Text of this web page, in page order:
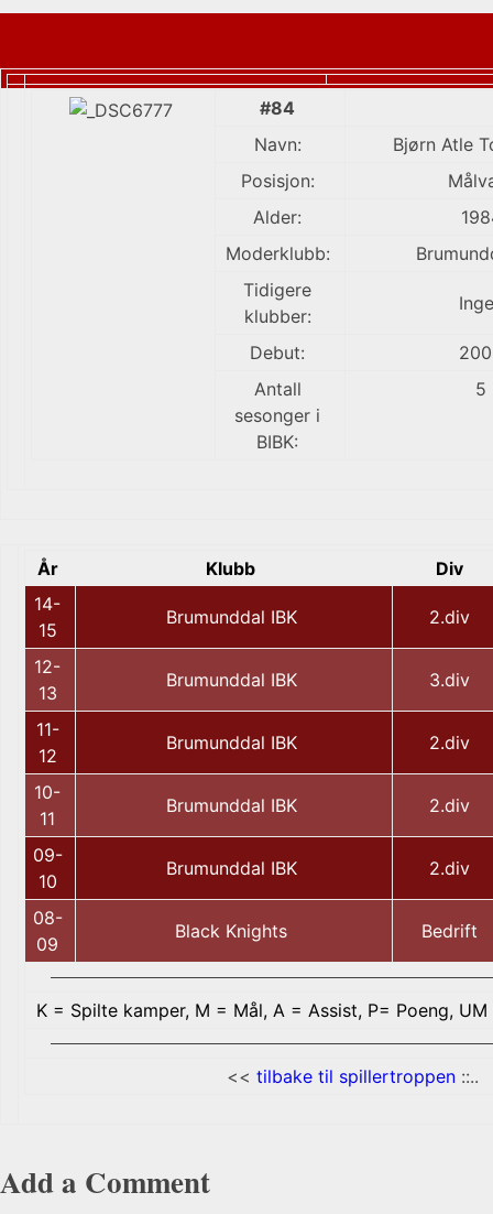
#84
Navn:
Bjørn Atle
Posisjon:
Alder:
Moderklubb:
Tidigere
klubber:
Debut:
Antall
sesonger i
BIBK:
5
År Klubb
Div
14-
15
Brumunddal IBK 2.div
12-
13
Brumunddal IBK 3.div
11-
12
Brumunddal IBK 2.div
10-
11
Brumunddal IBK 2.div
09-
10
Brumunddal IBK 2.div
08-
09
Black Knights Bedrift
K = Spilte kamper, M = Mål, A = Assist, P= Poeng,
<< tilbake til spillertroppen ::..
Add a Comment